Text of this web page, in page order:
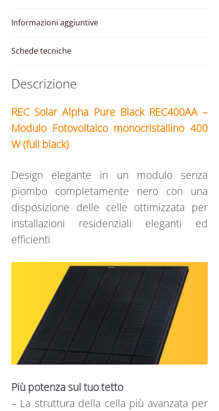
Informazioni aggiuntive
Schede tecniche
Descrizione
REC Solar Alpha Pure Black REC400AA –
Modulo Fotovoltaico monocristallino 400
W (full black)
Design elegante in un modulo senza
piombo completamente nero con una
disposizione delle celle ottimizzata per
installazioni residenziali eleganti ed
efficienti
Più potenza sul tuo tetto
– La struttura della cella più avanzata per